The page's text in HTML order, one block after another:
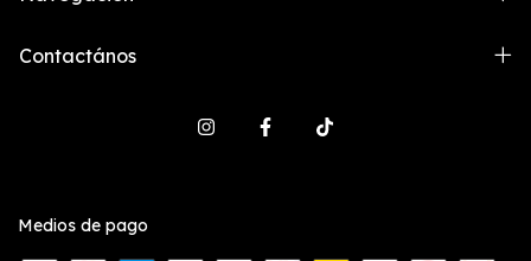
Contactános
Medios de pago